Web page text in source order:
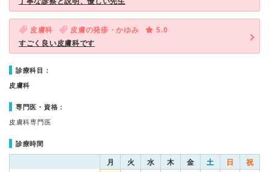
皮膚科 皮膚の発疹・かゆみ
5.0
すごく良い皮膚科です
診療科目：
皮膚科
専門医・資格：
皮膚科専門医
診療時間
月 火 水 木 金 土 日 祝